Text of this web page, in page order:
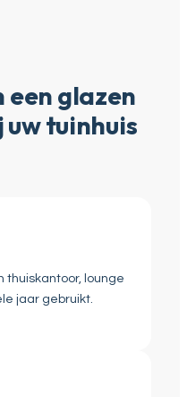
een glazen
tuinhuis
thuiskantoor, lounge
jaar gebruikt.